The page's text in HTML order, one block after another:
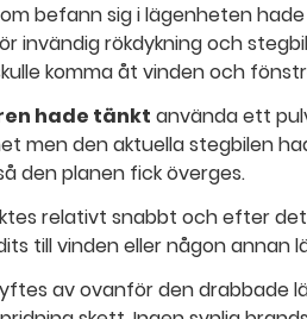
befann sig i lägenheten
invändig rökdykning och
komma åt vinden och
hade tänkt använda ett
men den aktuella stegbilen
den planen fick överges.
relativt snabbt och efter
till vinden eller någon annan
av ovanför den drabbade